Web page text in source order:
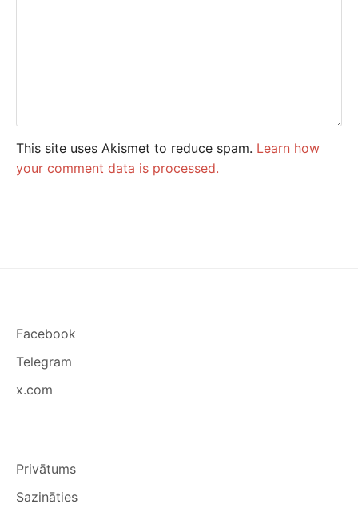
This site uses Akismet to reduce spam. Learn how
your comment data is processed.
Facebook
Telegram
x.com
Privātums
Sazināties